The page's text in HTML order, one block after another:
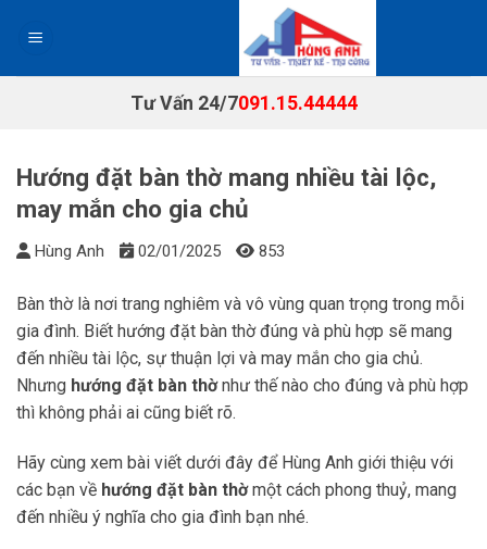
Tư Vấn 24/7091.15.44444
Hướng đặt bàn thờ mang nhiều tài lộc,
may mắn cho gia chủ
Hùng Anh 02/01/2025 853
Bàn thờ là nơi trang nghiêm và vô vùng quan trọng trong mỗi
gia đình. Biết hướng đặt bàn thờ đúng và phù hợp sẽ mang
đến nhiều tài lộc, sự thuận lợi và may mắn cho gia chủ.
Nhưng hướng đặt bàn thờnhư thế nào cho đúng và phù hợp
thì không phải ai cũng biết rõ.
Hãy cùng xem bài viết dưới đây để Hùng Anh giới thiệu với
các bạn về hướng đặt bàn thờmột cách phong thuỷ, mang
đến nhiều ý nghĩa cho gia đình bạn nhé.